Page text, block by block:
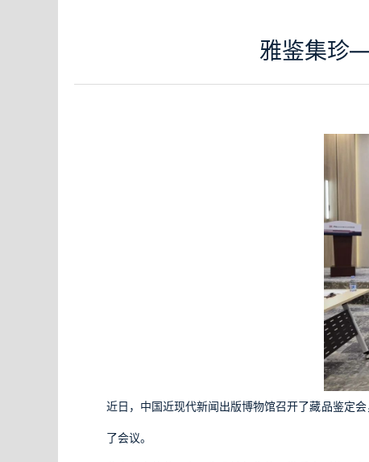
雅鉴集珍
近日，中国近现代新闻出版博物馆召开了藏品鉴定
了会议。